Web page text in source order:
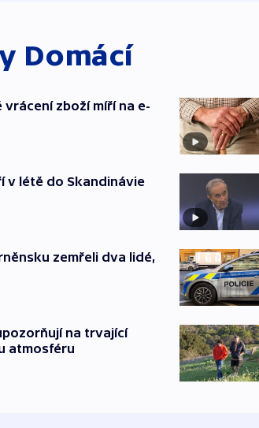
Domácí
zboží míří na e-
v létě do Skandinávie
zemřeli dva lidé,
na trvající
atmosféru